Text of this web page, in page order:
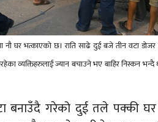
घर भत्काएको छ। राति साढे दुई बजे तीन वटा डोजर
व्यक्तिहरुलाई ज्यान बचाउने भए बाहिर निस्कन भन्दै
बनाउँदै गरेको दुई तले पक्की